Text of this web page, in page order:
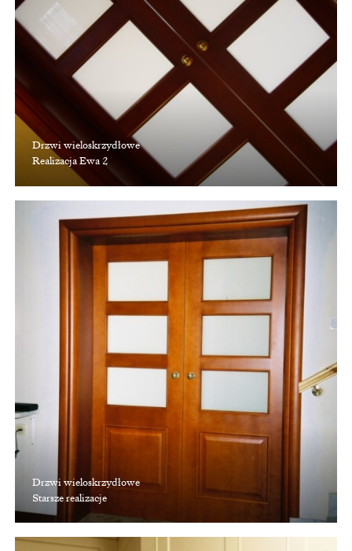
Drzwi wieloskrzydłowe
Realizacja Ewa 2
Drzwi wieloskrzydłowe
Starsze realizacje